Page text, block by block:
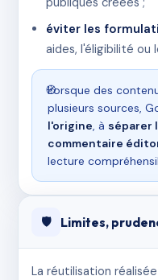
éviter les
aides, l'éligibilité ou
🧭
Lorsque des
plusieurs sources,
l'origine, à séparer
commentaire
lecture
🛡️ Limites,
La réutilisation